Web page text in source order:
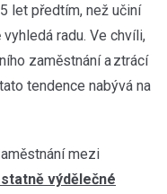
let předtím, než učiní
radu. Ve chvíli,
zaměstnání a ztrácí
tendence nabývá na
mezi
výdělečné